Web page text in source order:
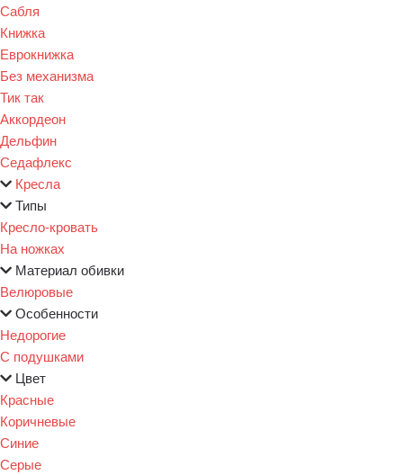
Сабля
Книжка
Еврокнижка
Без механизма
Тик так
Аккордеон
Дельфин
Седафлекс
Кресла
Типы
Кресло-кровать
На ножках
Материал обивки
Велюровые
Особенности
Недорогие
С подушками
Цвет
Красные
Коричневые
Синие
Серые